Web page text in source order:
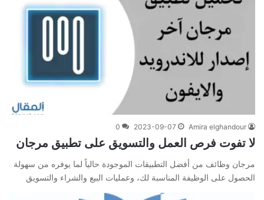
Amira elghandour
2023-09-07
0
لا تفوت فرص العمل والتسويق على تطبيق مرجان
مرجان وظائف من أفضل التطبيقات الموجودة حالياً لما يوفره من سهولة
الحصول على الوظيفة المناسبة لك، وعمليات البيع والشراء والتسويق